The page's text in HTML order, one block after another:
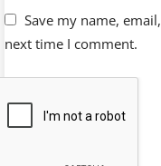
Save my name,
next time I comment.